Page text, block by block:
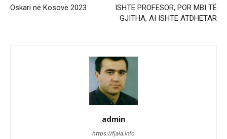
Oskari në Kosovë 2023
ISHTE PROFESOR, POR MBI TË
GJITHA, AI ISHTE ATDHETAR
admin
https://fjala.info